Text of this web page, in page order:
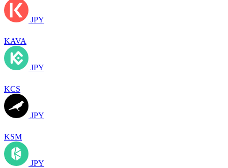
JPY
KAVA
JPY
KCS
JPY
KSM
JPY